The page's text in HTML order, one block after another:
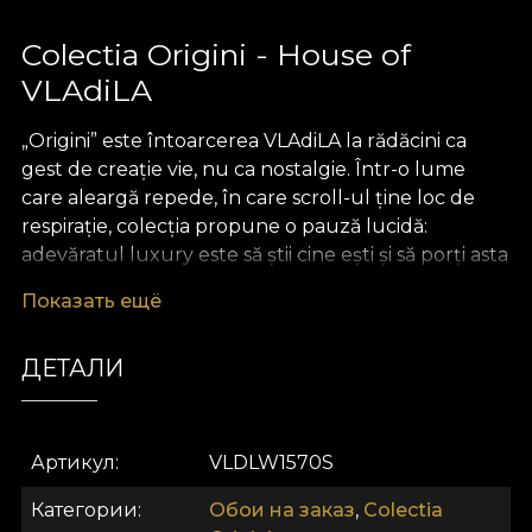
Colectia Origini - House of
VLAdiLA
„Origini” este întoarcerea VLAdiLA la rădăcini ca
gest de creație vie, nu ca nostalgie. Într-o lume
care aleargă repede, în care scroll-ul ține loc de
respirație, colecția propune o pauză lucidă:
adevăratul luxury este să știi cine ești și să porți asta
orașul de azi într-un singur fir coerent – identitatea
o aducem în prezent cu respect, curaj și un ochi
contemporan.
universul meșteșugurilor vechi: ii cusute cu
răbdare, textile ritualice, covoare de casă, fote și
Показать ещё
ДЕТАЛИ
Артикул VLDLW1570S
Категории Обои на заказ, Colectia